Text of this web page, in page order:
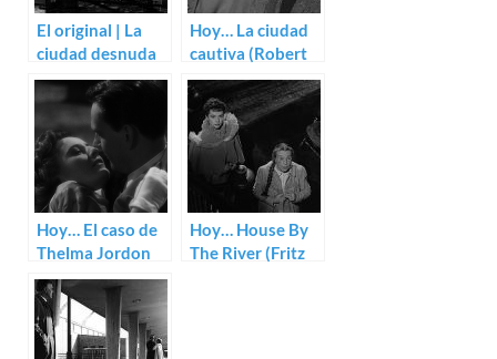
El original | La
ciudad desnuda
(Jules Dassin)
Hoy… La ciudad
cautiva (Robert
Wise)
Hoy… El caso de
Thelma Jordon
(Robert Siodmak)
Hoy… House By
The River (Fritz